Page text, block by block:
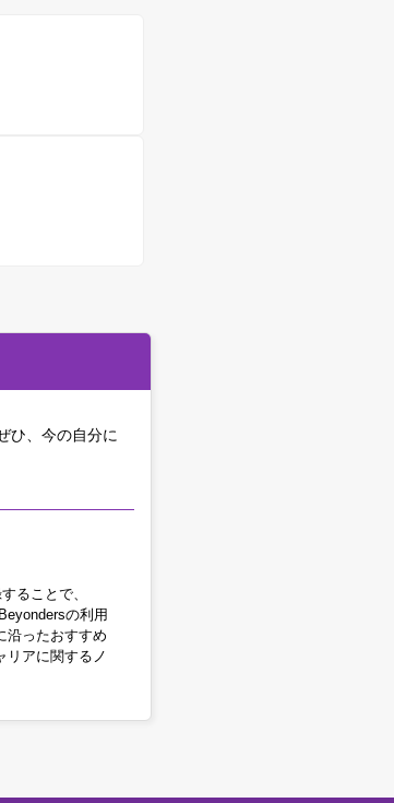
ひ、今の自分に
ることで、
の利用
沿ったおすすめ
リアに関するノ